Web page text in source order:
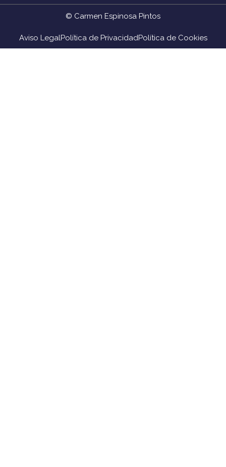
© Carmen Espinosa Pintos
Aviso LegalPolítica de PrivacidadPolítica de Cookies